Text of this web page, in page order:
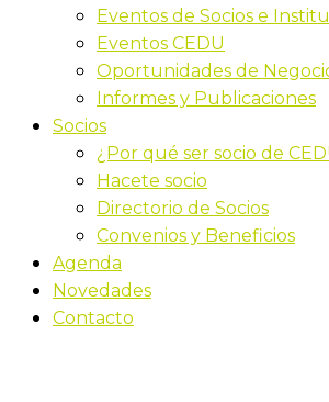
Eventos de Socios e
Eventos CEDU
Oportunidades de
Informes y Publicaciones
Socios
¿Por qué ser socio de
Hacete socio
Directorio de Socios
Convenios y Beneficios
Agenda
Novedades
Contacto